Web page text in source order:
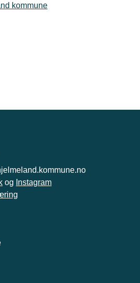
kommune
og Instagram